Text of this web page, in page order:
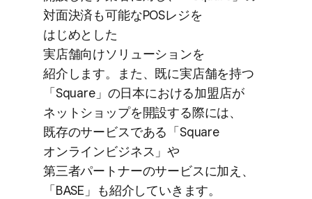
対面決済も​可能な​POSレジを​
はじめとした​
実店舗向けソリューションを​
紹介します。​また、​既に​実店舗を​持つ​
「Square」の​日本に​おける​加盟店が​
ネットショップを​開設する​際には、​
既存の​サービスである​「Square
オンラインビジネス」や​
第三者パートナーの​サービスに​加え、​
「BASE」も​紹介していきます。